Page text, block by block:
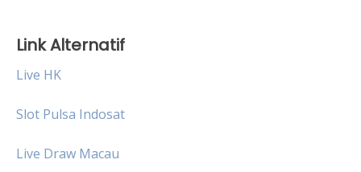
Link Alternatif
Live HK
Slot Pulsa Indosat
Live Draw Macau